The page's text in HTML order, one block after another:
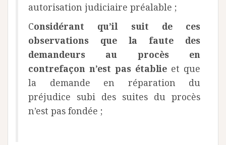
autorisation judiciaire préalable ;
Considérant qu’il suit de ces
observations que la faute des
demandeurs au procès en
contrefaçon n’est pas établie et que
la demande en réparation du
préjudice subi des suites du procès
n’est pas fondée ;